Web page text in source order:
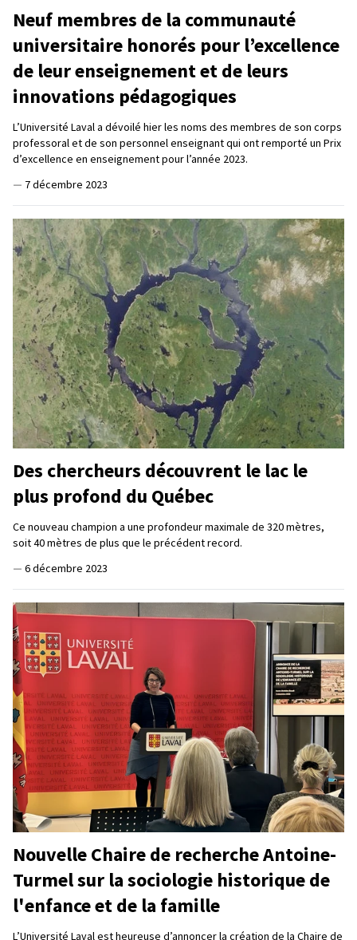
Neuf membres de la communauté
universitaire honorés pour l’excellence
de leur enseignement et de leurs
innovations pédagogiques
L’Université Laval a dévoilé hier les noms des membres de son corps
professoral et de son personnel enseignant qui ont remporté un Prix
d’excellence en enseignement pour l’année 2023.
— 7 décembre 2023
Des chercheurs découvrent le lac le
plus profond du Québec
Ce nouveau champion a une profondeur maximale de 320 mètres,
soit 40 mètres de plus que le précédent record.
— 6 décembre 2023
Nouvelle Chaire de recherche Antoine-
Turmel sur la sociologie historique de
l'enfance et de la famille
L’Université Laval est heureuse d’annoncer la création de la Chaire de